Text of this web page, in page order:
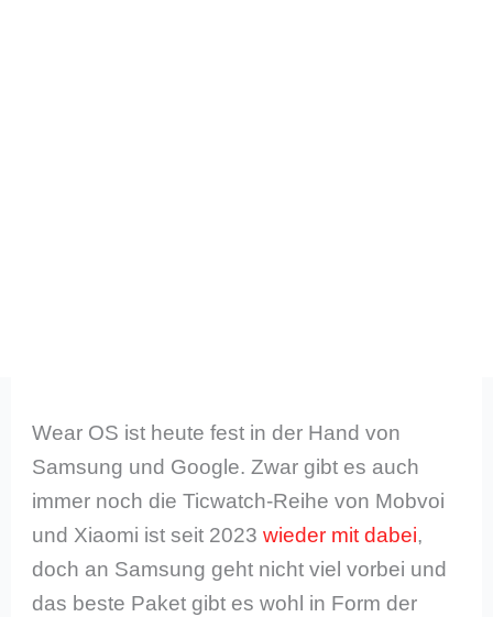
Wear OS ist heute fest in der Hand von
Samsung und Google. Zwar gibt es auch
immer noch die Ticwatch-Reihe von Mobvoi
und Xiaomi ist seit 2023wieder mit dabei,
doch an Samsung geht nicht viel vorbei und
das beste Paket gibt es wohl in Form der